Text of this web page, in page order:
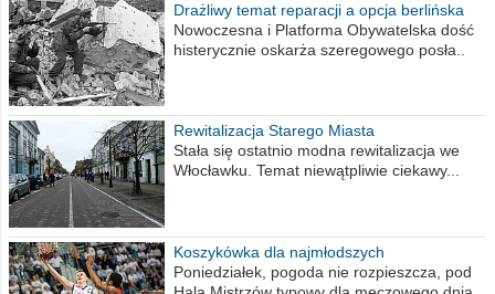
Drażliwy temat reparacji a opcja berlińska
Nowoczesna i Platforma Obywatelska dość
histerycznie oskarża szeregowego posła..
Rewitalizacja Starego Miasta
Stała się ostatnio modna rewitalizacja we
Włocławku. Temat niewątpliwie ciekawy...
Koszykówka dla najmłodszych
Poniedziałek, pogoda nie rozpieszcza, pod